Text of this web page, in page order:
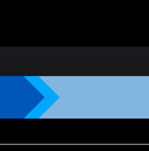
FIŞIERE COOKIE
Aceste module cookie